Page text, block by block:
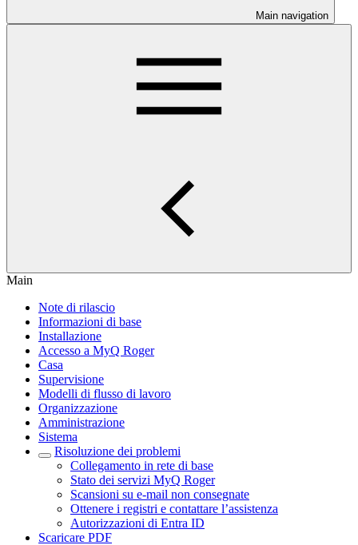
Main navigation
Main
Note di rilascio
Informazioni di base
Installazione
Accesso a MyQ Roger
Casa
Supervisione
Modelli di flusso di lavoro
Organizzazione
Amministrazione
Sistema
Risoluzione dei problemi
Collegamento in rete di base
Stato dei servizi MyQ Roger
Scansioni su e-mail non consegnate
Ottenere i registri e contattare l’assistenza
Autorizzazioni di Entra ID
Scaricare PDF